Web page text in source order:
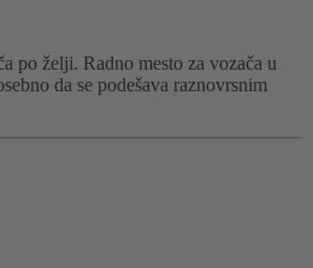
po želji. Radno mesto za vozača u
da se podešava raznovrsnim